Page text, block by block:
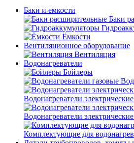
Баки и емкости
Баки
Ёмкости
Вентиляционное оборудование
Вентиляция
Водонагреватели
Бойлеры
Водонагреватели
Водонагреватели
Комплектующие для